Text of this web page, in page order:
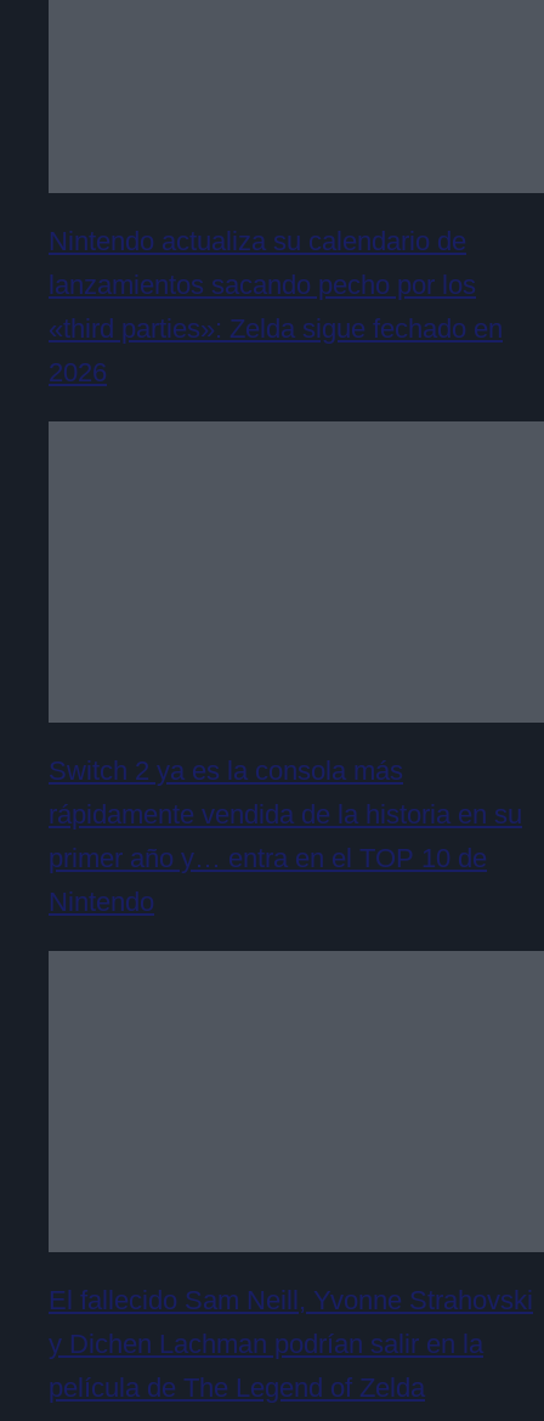
Nintendo actualiza su calendario de
lanzamientos sacando pecho por los
«third parties»: Zelda sigue fechado en
2026
Switch 2 ya es la consola más
rápidamente vendida de la historia en su
primer año y… entra en el TOP 10 de
Nintendo
El fallecido Sam Neill, Yvonne Strahovski
y Dichen Lachman podrían salir en la
película de The Legend of Zelda